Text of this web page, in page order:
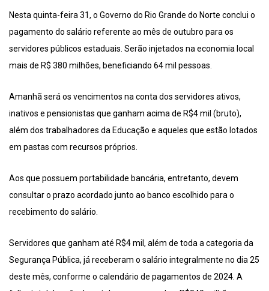
Nesta quinta-feira 31, o Governo do Rio Grande do Norte conclui o
pagamento do salário referente ao mês de outubro para os
servidores públicos estaduais. Serão injetados na economia local
mais de R$ 380 milhões, beneficiando 64 mil pessoas.
Amanhã será os vencimentos na conta dos servidores ativos,
inativos e pensionistas que ganham acima de R$4 mil (bruto),
além dos trabalhadores da Educação e aqueles que estão lotados
em pastas com recursos próprios.
Aos que possuem portabilidade bancária, entretanto, devem
consultar o prazo acordado junto ao banco escolhido para o
recebimento do salário.
Servidores que ganham até R$4 mil, além de toda a categoria da
Segurança Pública, já receberam o salário integralmente no dia 25
deste mês, conforme o calendário de pagamentos de 2024. A